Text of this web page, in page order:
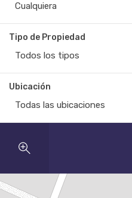
Cualquiera
Tipo de Propiedad
Todos los tipos
Ubicación
Todas las ubicaciones